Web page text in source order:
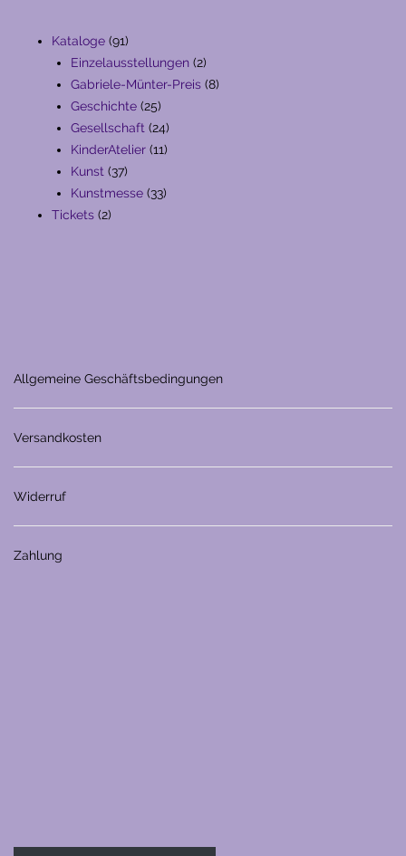
Kataloge 9191
Produkte
Einzelausstellungen 22
Produkte
Gabriele-Münter-Preis 88
Geschichte 2525
Produkte
Gesellschaft 2424
Produkte
KinderAtelier 1111
Kunst 3737
Produkte
Kunstmesse 3333
Tickets 22
Allgemeine Geschäftsbedingungen
Versandkosten
Widerruf
Zahlung